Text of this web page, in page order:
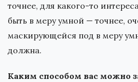
точнее, для какого-то
быть в меру умной — точнее,
маскирующейся под в меру
должна.
Каким способом вас можно